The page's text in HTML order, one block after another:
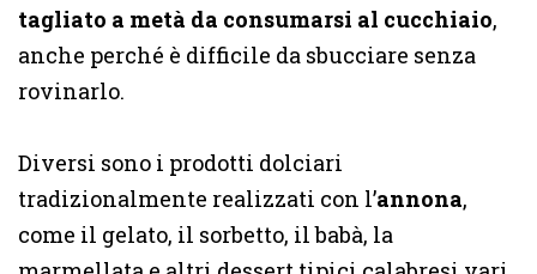
tagliato a metà da consumarsi al cucchiaio,
anche perché è difficile da sbucciare senza
rovinarlo.
Diversi sono i prodotti dolciari
tradizionalmente realizzati con l’annona,
come il gelato, il sorbetto, il babà, la